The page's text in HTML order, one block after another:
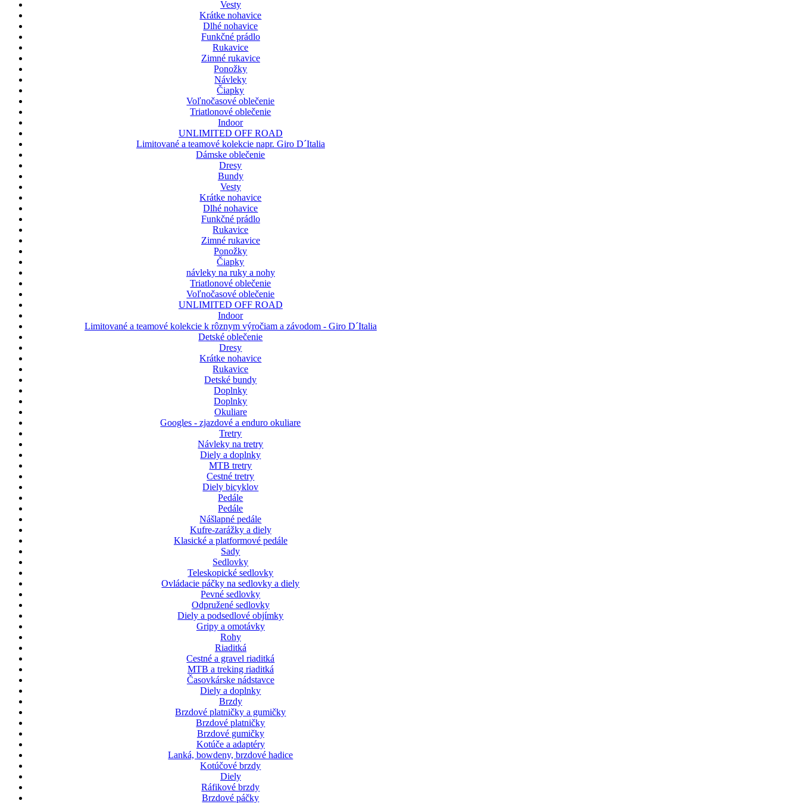
Vesty
Krátke nohavice
Dlhé nohavice
Funkčné prádlo
Rukavice
Zimné rukavice
Ponožky
Návleky
Čiapky
Voľnočasové oblečenie
Triatlonové oblečenie
Indoor
UNLIMITED OFF ROAD
Limitované a teamové kolekcie napr. Giro D´Italia
Dámske oblečenie
Dresy
Bundy
Vesty
Krátke nohavice
Dlhé nohavice
Funkčné prádlo
Rukavice
Zimné rukavice
Ponožky
Čiapky
návleky na ruky a nohy
Triatlonové oblečenie
Voľnočasové oblečenie
UNLIMITED OFF ROAD
Indoor
Limitované a teamové kolekcie k rôznym výročiam a závodom - Giro D´Italia
Detské oblečenie
Dresy
Krátke nohavice
Rukavice
Detské bundy
Doplnky
Doplnky
Okuliare
Googles - zjazdové a enduro okuliare
Tretry
Návleky na tretry
Diely a doplnky
MTB tretry
Cestné tretry
Diely bicyklov
Pedále
Pedále
Nášlapné pedále
Kufre-zarážky a diely
Klasické a platformové pedále
Sady
Sedlovky
Teleskopické sedlovky
Ovládacie páčky na sedlovky a diely
Pevné sedlovky
Odpružené sedlovky
Diely a podsedlové objímky
Gripy a omotávky
Rohy
Riaditká
Cestné a gravel riaditká
MTB a treking riaditká
Časovkárske nádstavce
Diely a doplnky
Brzdy
Brzdové platničky a gumičky
Brzdové platničky
Brzdové gumičky
Kotúče a adaptéry
Lanká, bowdeny, brzdové hadice
Kotúčové brzdy
Diely
Ráfikové brzdy
Brzdové páčky